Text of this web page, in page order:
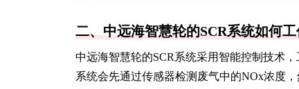
二、中远海智慧轮的SCR系统如何工
中远海智慧轮的SCR系统采用智能控制技术
系统会先通过传感器检测废气中的NOx浓度